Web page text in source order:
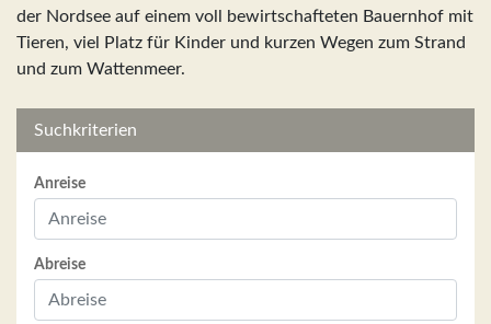
der Nordsee auf einem voll bewirtschafteten Bauernhof mit
Tieren, viel Platz für Kinder und kurzen Wegen zum Strand
und zum Wattenmeer.
Suchkriterien
Anreise
Abreise